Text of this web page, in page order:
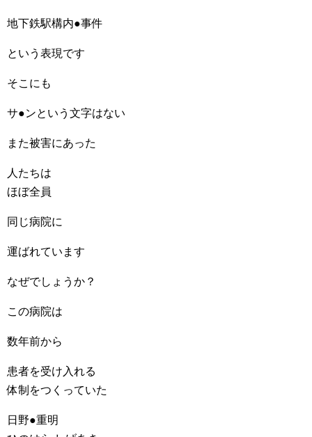
地下鉄駅構内●事件
という表現です
そこにも
サ●ンという文字はない
また被害にあった
人たちは
ほぼ全員
同じ病院に
運ばれています
なぜでしょうか？
この病院は
数年前から
患者を受け入れる
体制をつくっていた
日野●重明